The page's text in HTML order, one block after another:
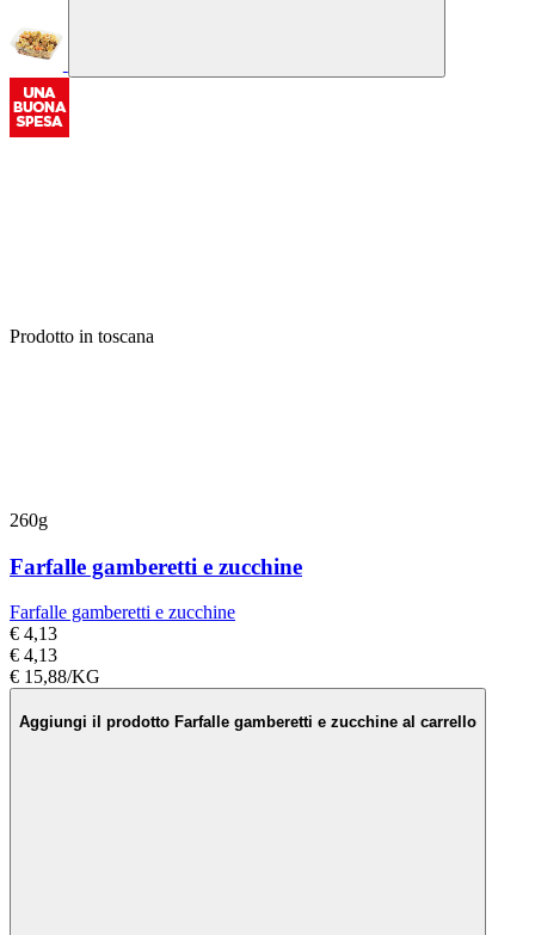
Prodotto in toscana
260g
Farfalle gamberetti e zucchine
Farfalle gamberetti e zucchine
€ 4,13
€ 4,13
€ 15,88/KG
Aggiungi il prodotto Farfalle gamberetti e zucchine al carrello